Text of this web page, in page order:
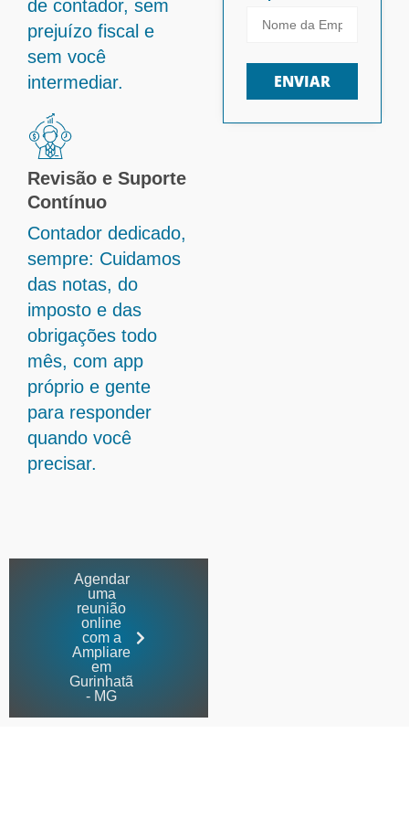
de contador, sem
prejuízo fiscal e
sem você
intermediar.
Revisão e Suporte
Contínuo
Contador dedicado,
sempre: Cuidamos
das notas, do
imposto e das
obrigações todo
mês, com app
próprio e gente
para responder
quando você
precisar.
ENVIAR
Agendar
uma
reunião
online
com a
Ampliare
em
Gurinhatã
- MG